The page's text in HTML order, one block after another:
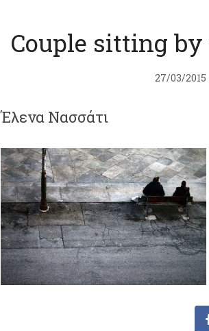
Couple sitting
27/03/2015
Έλενα Νασσάτι